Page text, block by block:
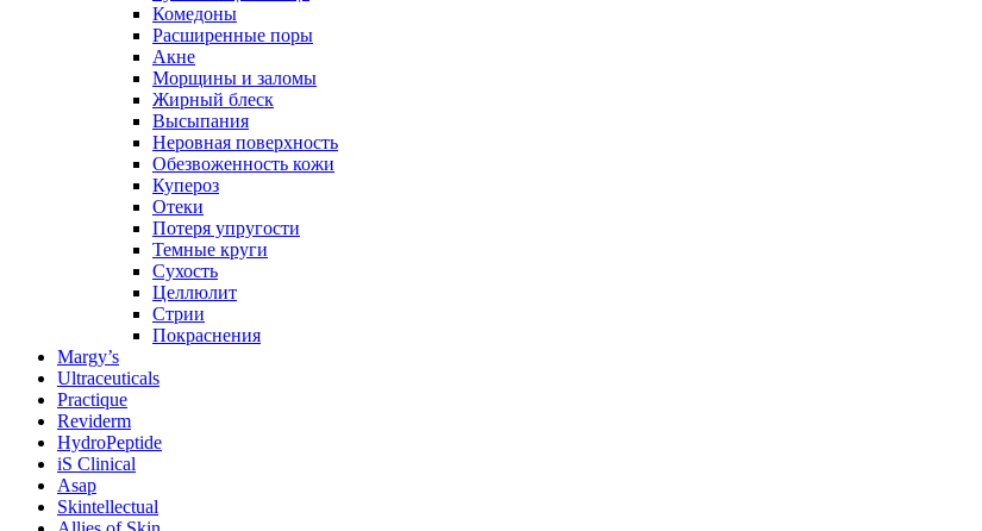
Комедоны
Расширенные поры
Акне
Морщины и заломы
Жирный блеск
Высыпания
Неровная поверхность
Обезвоженность кожи
Купероз
Отеки
Потеря упругости
Темные круги
Сухость
Целлюлит
Стрии
Покраснения
Margy’s
Ultraceuticals
Practique
Reviderm
HydroPeptide
iS Clinical
Asap
Skintellectual